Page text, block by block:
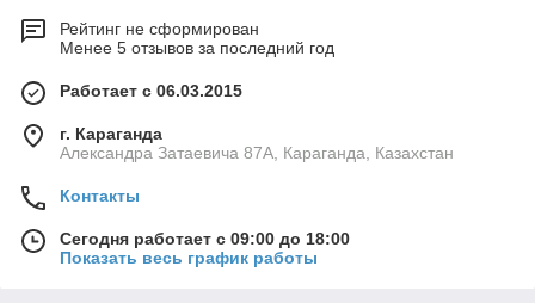
Рейтинг не сформирован
Менее 5 отзывов за последний год
Работает с 06.03.2015
г. Караганда
Александра Затаевича 87А, Караганда, Казахстан
Контакты
Сегодня работает с 09:00 до 18:00
Показать весь график работы